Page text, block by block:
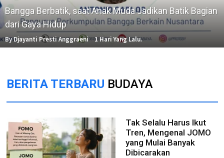
Bangga Berbatik, saat Anak Muda Jadikan Batik Bagian
dari Gaya Hidup
By Djayanti Presti Anggraeni 1 Hari Yang Lalu.
BERITA TERBARU BUDAYA
Tak Selalu Harus Ikut
Tren, Mengenal JOMO
yang Mulai Banyak
Dibicarakan